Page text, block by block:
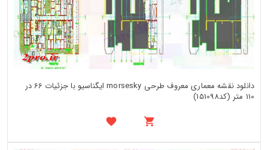
دانلود نقشه معماری معروف طرحی morsesky ایگناسیو با جزئیات 66 در
110 متر (کد151098)